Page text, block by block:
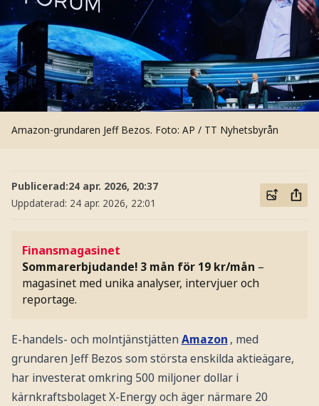
Amazon-grundaren Jeff Bezos. Foto: AP / TT Nyhetsbyrån
Publicerad:24 apr. 2026, 20:37
Uppdaterad: 24 apr. 2026, 22:01
Finansmagasinet
Sommarerbjudande! 3 mån för 19 kr/mån –
magasinet med unika analyser, intervjuer och
reportage.
E-handels- och molntjänstjätten Amazon , med
grundaren Jeff Bezos som största enskilda aktieägare,
har investerat omkring 500 miljoner dollar i
kärnkraftsbolaget X-Energy och äger närmare 20